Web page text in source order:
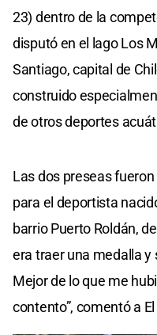
23) dentro de la
disputó en el lago Los
Santiago, capital de
construido
de otros deportes
Las dos preseas
para el deportista
barrio Puerto Roldán,
era traer una medalla y
Mejor de lo que me
contento”, comentó a